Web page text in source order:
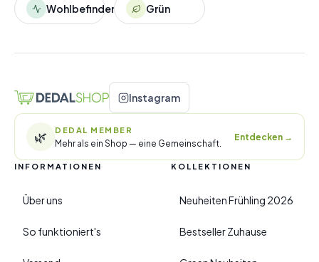
Wohlbefinden Grün
Instagram
🌿 DEDAL MEMBER
Mehr als ein Shop — eine Gemeinschaft.
Entdecken →
INFORMATIONEN
Über uns
So funktioniert's
KOLLEKTIONEN
Neuheiten Frühling 2026
Bestseller Zuhause